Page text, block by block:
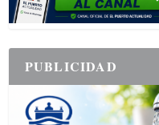
PUBLICIDAD